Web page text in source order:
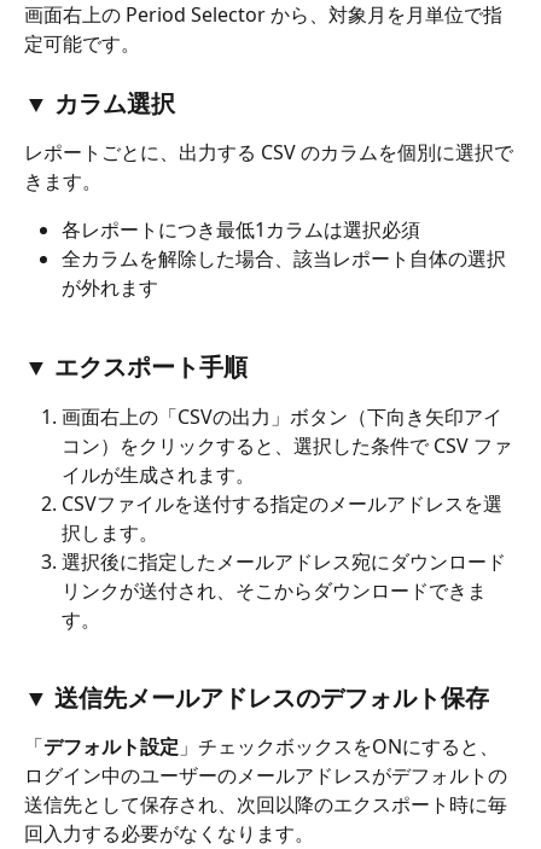
画面右上の Period Selector から、対象月を月単位で指
定可能です。
▼ カラム選択
レポートごとに、出力する CSV のカラムを個別に選択で
きます。
各レポートにつき最低1カラムは選択必須
全カラムを解除した場合、該当レポート自体の選択
が外れます
▼ エクスポート手順
画面右上の「CSVの出力」ボタン（下向き矢印アイ
コン）をクリックすると、選択した条件で CSV ファ
イルが生成されます。
CSVファイルを送付する指定のメールアドレスを選
択します。
選択後に指定したメールアドレス宛にダウンロード
リンクが送付され、そこからダウンロードできま
す。
▼ 送信先メールアドレスのデフォルト保存
「デフォルト設定 」チェックボックスをONにすると、
ログイン中のユーザーのメールアドレスがデフォルトの
送信先として保存され、次回以降のエクスポート時に毎
回入力する必要がなくなります。